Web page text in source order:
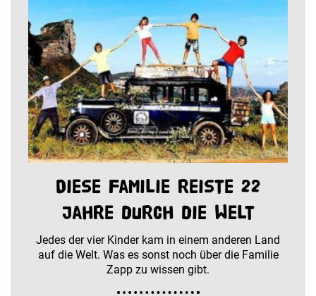
Diese Familie reiste 22
Jahre durch die Welt
Jedes der vier Kinder kam in einem anderen Land
auf die Welt. Was es sonst noch über die Familie
Zapp zu wissen gibt.